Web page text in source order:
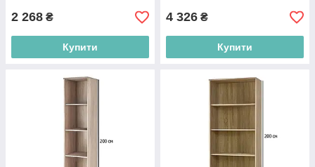
2 268 ₴
Купити
4 326 ₴
Купити